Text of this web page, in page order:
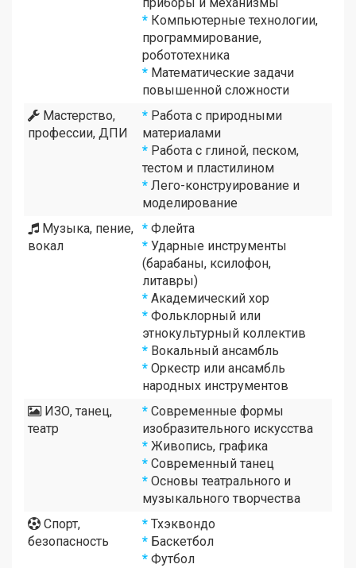
* Компьютерные технологии,
программирование,
робототехника
* Математические задачи
повышенной сложности
Мастерство,
профессии, ДПИ
* Работа с природными
материалами
* Работа с глиной, песком,
тестом и пластилином
* Лего-конструирование и
моделирование
Музыка, пение,
вокал
* Флейта
* Ударные инструменты
(барабаны, ксилофон,
литавры)
* Академический хор
* Фольклорный или
этнокультурный коллектив
* Вокальный ансамбль
* Оркестр или ансамбль
народных инструментов
ИЗО, танец,
театр
* Современные формы
изобразительного искусства
* Живопись, графика
* Современный танец
* Основы театрального и
музыкального творчества
Спорт,
безопасность
* Тхэквондо
* Баскетбол
* Футбол